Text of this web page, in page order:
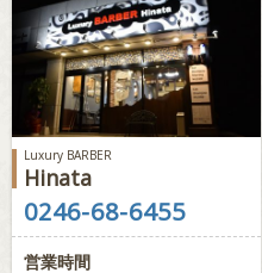
Luxury BARBER
Hinata
0246-68-6455
営業時間